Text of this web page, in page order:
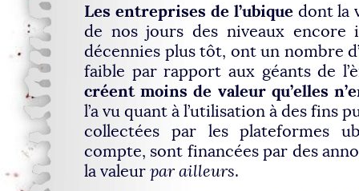
Les entreprises de l’ubique dont la
de nos jours des niveaux encore
décennies plus tôt, ont un nombre
faible par rapport aux géants de
créent moins de valeur qu’elles
l’a vu quant à l’utilisation à des fins
collectées par les plateformes
compte, sont financées par des
la valeur par ailleurs.